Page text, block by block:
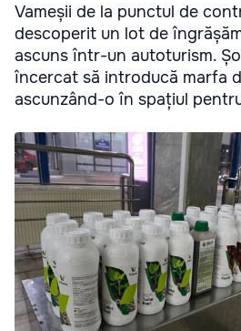
Vameșii de la punctul de
descoperit un lot de
ascuns într-un autoturism.
încercat să introducă marfa
ascunzând-o în spațiul